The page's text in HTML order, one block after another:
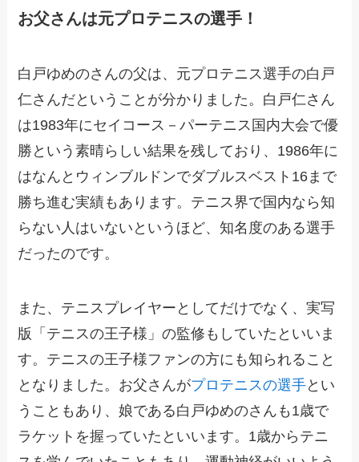
お父さんは元プロテニスの選手！
白戸ゆめのさんの父は、元プロテニス選手の白戸
仁さんだということが分かりました。白戸仁さん
は1983年にセイコース－パーテニス国内大会で優
勝という素晴らしい結果を残しており、1986年に
はなんとウィンブルドンでダブルスベスト16まで
勝ち進む実績もあります。テニス界で国内なら知
らない人はいないというほど、知名度のある選手
だったのです。
また、テニスプレイヤーとしてだけでなく、実写
版「テニスの王子様」の監修もしていたといいま
す。テニスの王子様ファンの方にも知られること
となりました。お父さんがプロテニスの選手とい
うこともあり、娘である白戸ゆめのさんも1歳で
ラケットを握っていたといいます。1歳からテニ